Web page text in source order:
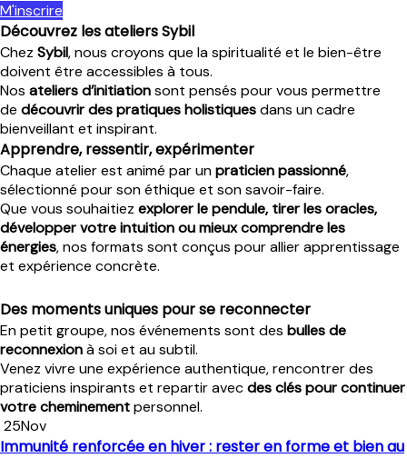
M'inscrire
Découvrez les ateliers Sybil
Chez Sybil, nous croyons que la spiritualité et le bien-être
doivent être accessibles à tous.
Nos ateliers d’initiationsont pensés pour vous permettre
de découvrir des pratiques holistiquesdans un cadre
bienveillant et inspirant.
Apprendre, ressentir, expérimenter
Chaque atelier est animé par unpraticien passionné,
sélectionné pour son éthique et son savoir-faire.
Que vous souhaitiez explorer le pendule, tirer les oracles,
développer votre intuition ou mieux comprendre les
énergies, nos formats sont conçus pour allier apprentissage
et expérience concrète.
Des moments uniques pour se reconnecter
En petit groupe, nos événements sont des bulles de
reconnexionà soi et au subtil.
Venez vivre une expérience authentique, rencontrer des
praticiens inspirants et repartir avecdes clés pour continuer
votre cheminementpersonnel.
25Nov
Immunité renforcée en hiver : rester en forme et bien au